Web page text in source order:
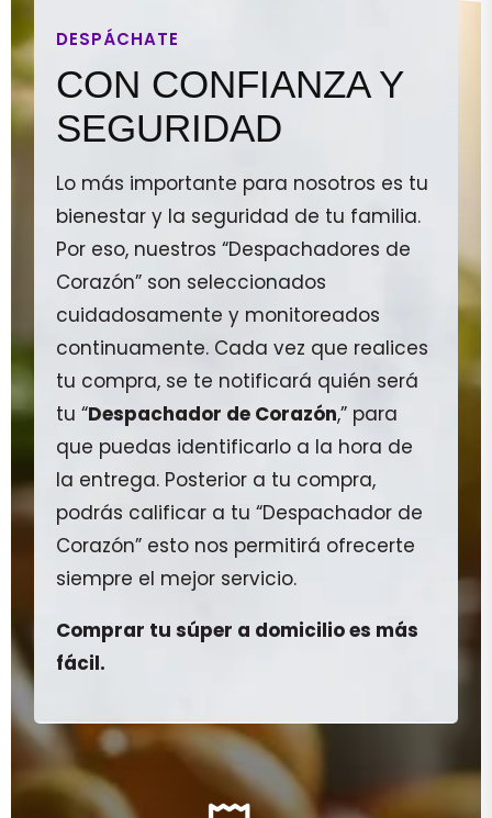
DESPÁCHATE
CON CONFIANZA Y
SEGURIDAD
Lo más importante para nosotros es tu
bienestar y la seguridad de tu familia.
Por eso, nuestros “Despachadores de
Corazón” son seleccionados
cuidadosamente y monitoreados
continuamente. Cada vez que realices
tu compra, se te notificará quién será
tu “Despachador de Corazón,” para
que puedas identificarlo a la hora de
la entrega. Posterior a tu compra,
podrás calificar a tu “Despachador de
Corazón” esto nos permitirá ofrecerte
siempre el mejor servicio.
Comprar tu súper a domicilio es más
fácil.